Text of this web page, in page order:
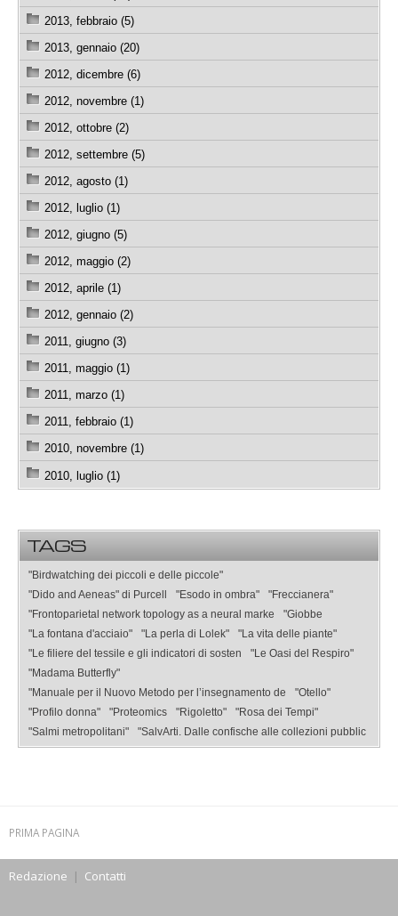
2013, febbraio (5)
2013, gennaio (20)
2012, dicembre (6)
2012, novembre (1)
2012, ottobre (2)
2012, settembre (5)
2012, agosto (1)
2012, luglio (1)
2012, giugno (5)
2012, maggio (2)
2012, aprile (1)
2012, gennaio (2)
2011, giugno (3)
2011, maggio (1)
2011, marzo (1)
2011, febbraio (1)
2010, novembre (1)
2010, luglio (1)
TAGS
"Birdwatching dei piccoli e delle piccole"
"Dido and Aeneas" di Purcell
"Esodo in ombra"
"Freccianera"
"Frontoparietal network topology as a neural marke
"Giobbe
"La fontana d'acciaio"
"La perla di Lolek"
"La vita delle piante"
"Le filiere del tessile e gli indicatori di sosten
"Le Oasi del Respiro"
"Madama Butterfly"
"Manuale per il Nuovo Metodo per l’insegnamento de
"Otello"
"Profilo donna"
"Proteomics "Rigoletto"
"Rosa dei Tempi"
"Salmi metropolitani"
"SalvArti. Dalle confische alle collezioni pubblic
PRIMA PAGINA
Redazione | Contatti